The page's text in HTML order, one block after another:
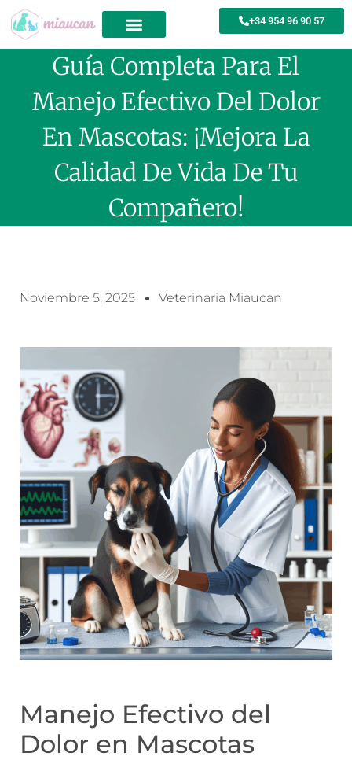
+34 954 96 90 57
Guía Completa Para El
Manejo Efectivo Del Dolor
En Mascotas: ¡Mejora La
Calidad De Vida De Tu
Compañero!
Noviembre 5, 2025 Veterinaria Miaucan
Manejo Efectivo del
Dolor en Mascotas